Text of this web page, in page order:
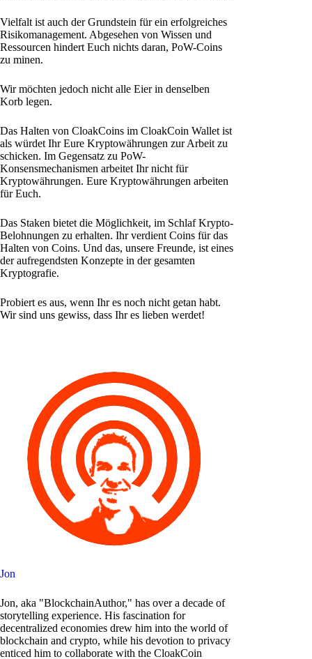
Vielfalt ist auch der Grundstein für ein erfolgreiches
Risikomanagement. Abgesehen von Wissen und
Ressourcen hindert Euch nichts daran, PoW-Coins
zu minen.
Wir möchten jedoch nicht alle Eier in denselben
Korb legen.
Das Halten von CloakCoins im CloakCoin Wallet ist
als würdet Ihr Eure Kryptowährungen zur Arbeit zu
schicken. Im Gegensatz zu PoW-
Konsensmechanismen arbeitet Ihr nicht für
Kryptowährungen. Eure Kryptowährungen arbeiten
für Euch.
Das Staken bietet die Möglichkeit, im Schlaf Krypto-
Belohnungen zu erhalten. Ihr verdient Coins für das
Halten von Coins. Und das, unsere Freunde, ist eines
der aufregendsten Konzepte in der gesamten
Kryptografie.
Probiert es aus, wenn Ihr es noch nicht getan habt.
Wir sind uns gewiss, dass Ihr es lieben werdet!
Jon
Jon, aka "BlockchainAuthor," has over a decade of
storytelling experience. His fascination for
decentralized economies drew him into the world of
blockchain and crypto, while his devotion to privacy
enticed him to collaborate with the CloakCoin